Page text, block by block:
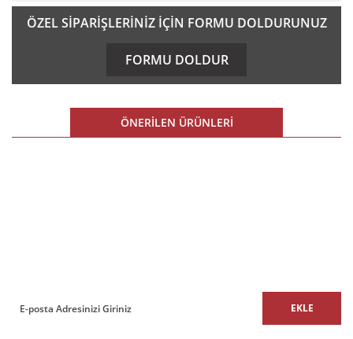
Bu ürünün fiyat bilgisi, resim, ürün açıklamalarında ve diğer
konularda yetersiz gördüğünüz noktaları öneri formunu
kullanarak tarafımıza iletebilirsiniz.
Ürün resmi kalitesiz, bozuk veya görüntülenemiyor.
Ürün açıklamasında eksik bilgiler bulunuyor.
ÖZEL SİPARİŞLERİNİZ İÇİN FORMU DOLDURUNUZ
FORMU DOLDUR
ÖNERİLEN ÜRÜNLERİ
EKLE